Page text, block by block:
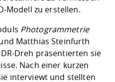
Jobs, Praktika,
Modell zu erstellen.
Photogrammetrie
Matthias Steinfurth
Dreh präsentierten sie
Nach einer kurzen
interviewt und stellten